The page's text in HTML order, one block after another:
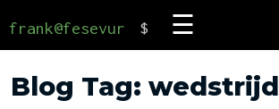
frank@fesevur $ ☰
Blog Tag: wedstrijd